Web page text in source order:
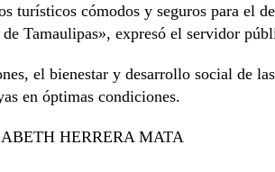
turísticos cómodos y seguros para el
Tamaulipas», expresó el servidor
el bienestar y desarrollo social de
en óptimas condiciones.
HERRERA MATA